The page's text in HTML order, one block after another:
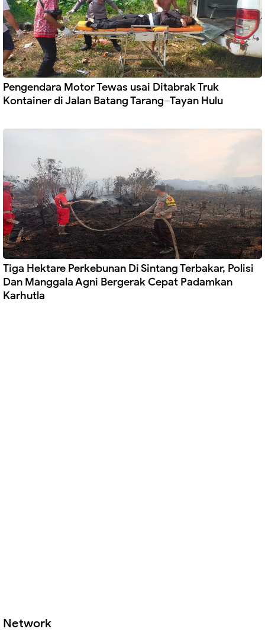
Pengendara Motor Tewas usai Ditabrak Truk
Kontainer di Jalan Batang Tarang–Tayan Hulu
Tiga Hektare Perkebunan Di Sintang Terbakar, Polisi
Dan Manggala Agni Bergerak Cepat Padamkan
Karhutla
Network